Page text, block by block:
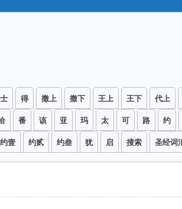
士 得 撒上 撒下 王上 王下 代上
番 该 亚 玛 太 可 路 约
约壹 约贰 约叁 犹 启 搜索 圣经词